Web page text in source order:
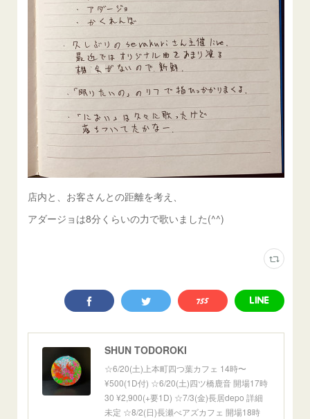
店内と、お客さんとの距離を考え、
アダージョは8分くらいの力で歌いました(^^)
SHUN TODOROKI
☆6/20(土)上本町四つ葉カフェ 14時〜
¥500(1D付) ☆6/20(土)四ツ橋鹿音 開場17時
30 ¥2,900(+要1D) ☆7/3(金)長居depo 詳細
未定 ☆8/2(日)長瀬べアズカフェ 開場18時